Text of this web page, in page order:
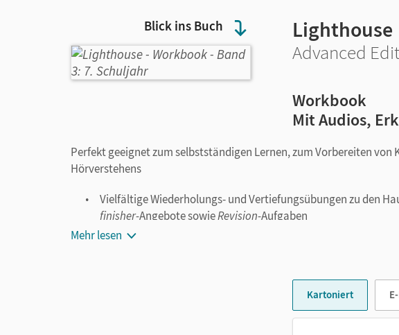
Blick ins Buch Lighthouse
Advanced
Workbook
Mit Audios,
Perfekt geeignet zum selbstständigen Lernen, zum Vorbereiten
Hörverstehens
Vielfältige Wiederholungs- und Vertiefungsübungen zu den
finisher-Angebote sowieRevision-Aufgaben
Aufgaben auf drei Niveaus
Hybrides Workbook mit optionalen digitalen Ergänzungen
Mehr lesen
Kartoniert